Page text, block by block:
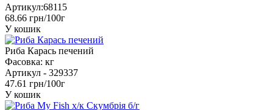
Артикул:68115
68.66 грн/100г
У кошик
Риба Карась печений
Фасовка: кг
Артикул - 329337
47.61 грн/100г
У кошик